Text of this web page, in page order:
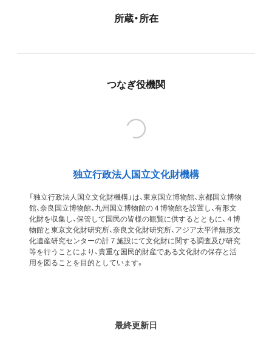
所蔵・所在
つなぎ役機関
独立行政法人国立文化財機構
「独立行政法人国立文化財機構」は、東京国立博物館、京都国立博物
館、奈良国立博物館、九州国立博物館の４博物館を設置し、有形文
化財を収集し、保管して国民の皆様の観覧に供するとともに、４博
物館と東京文化財研究所、奈良文化財研究所、アジア太平洋無形文
化遺産研究センターの計７施設にて文化財に関する調査及び研究
等を行うことにより、貴重な国民的財産である文化財の保存と活
用を図ることを目的としています。
最終更新日